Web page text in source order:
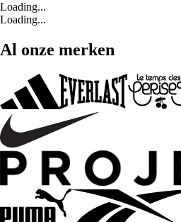
Loading...
Loading...
Al onze merken